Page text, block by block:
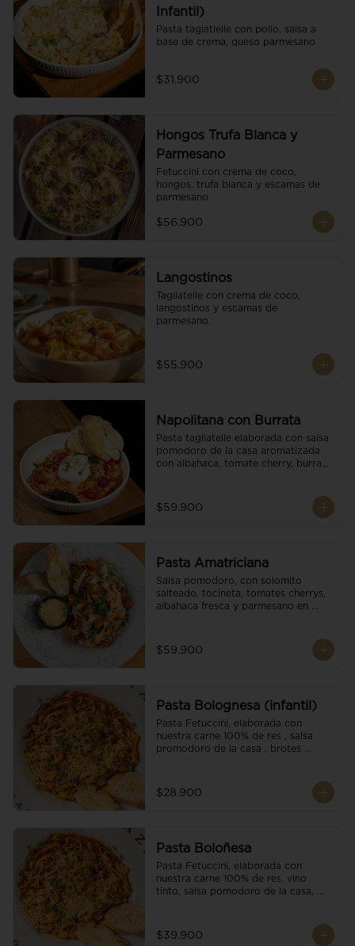
Infantil)
Pasta tagiatlelle con pollo, salsa a
base de crema, queso parmesano
$31.900
Hongos Trufa Blanca y
Parmesano
Fetuccini con crema de coco,
hongos, trufa blanca y escamas de
parmesano.
$56.900
Langostinos
Tagliatelle con crema de coco,
langostinos y escamas de
parmesano.
$55.900
Napolitana con Burrata
Pasta tagliatelle elaborada con salsa
pomodoro de la casa aromatizada
con albahaca, tomate cherry, burrata
$59.900
Pasta Amatriciana
Salsa pomodoro, con solomito
salteado, tocineta, tomates cherrys,
albahaca fresca y parmesano en
$59.900
Pasta Bolognesa (infantil)
Pasta Fetuccini, elaborada con
nuestra carne 100% de res , salsa
promodoro de la casa , brotes
$28.900
Pasta Boloñesa
Pasta Fetuccini, elaborada con
nuestra carne 100% de res, vino
tinto, salsa pomodoro de la casa,
$39.900